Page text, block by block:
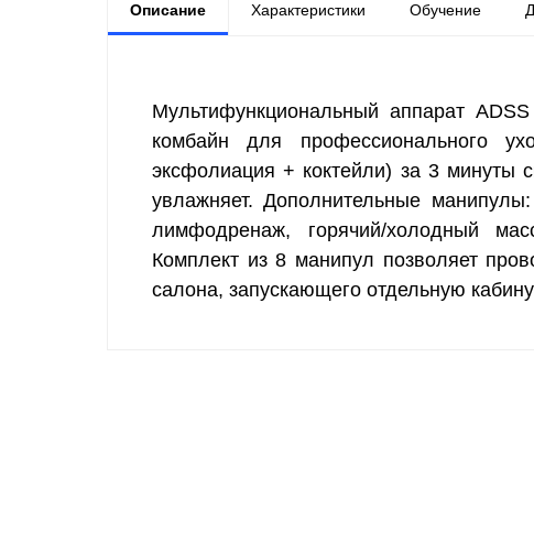
Описание Характеристики Обучение
Мультифункциональный аппарат
комбайн для профессионального
эксфолиация + коктейли) за 3 минуты
увлажняет. Дополнительные
лимфодренаж, горячий/холодный
Комплект из 8 манипул позволяет
салона, запускающего отдельную